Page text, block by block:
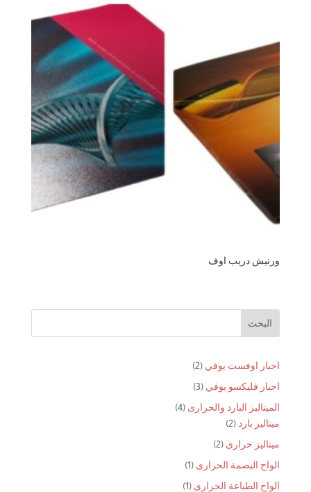
ورنيش دريب اوف
البحث
احبار اوفست يوفي 2
2
منتجات
احبار فليكسو يوفي 3
3
منتجاتالميتاليز البارد والحرارى 4
4
ميتاليز بارد 2
2
منتجات ميتاليز حرارى 2
2
منتجات
الواح البصمة الحرارى 1
منتج الواح الطباعة الحرارى 1